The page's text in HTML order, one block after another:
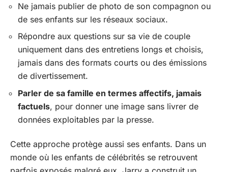
Ne jamais publier de photo de son compagnon ou
de ses enfants sur les réseaux sociaux.
Répondre aux questions sur sa vie de couple
uniquement dans des entretiens longs et choisis,
jamais dans des formats courts ou des émissions
de divertissement.
Parler de sa famille en termes affectifs, jamais
factuels, pour donner une image sans livrer de
données exploitables par la presse.
Cette approche protège aussi ses enfants. Dans un
monde où les enfants de célébrités se retrouvent